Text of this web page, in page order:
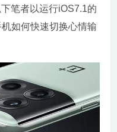
笔者以运行iOS7.1的
如何快速切换心情输